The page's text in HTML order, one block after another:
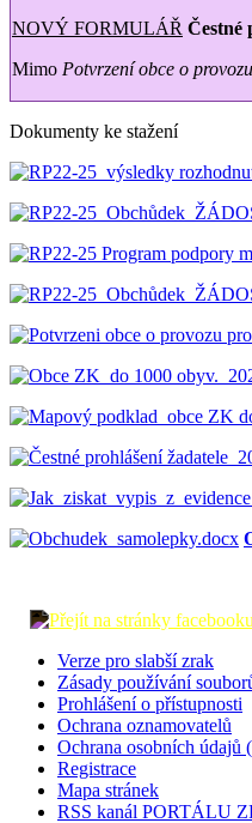
NOVÝ FORMULÁŘ Čestné
Mimo Potvrzení obce o
Dokumenty ke stažení
Verze pro slabší zrak
Zásady používání
Prohlášení o přístupnosti
Ochrana oznamovatelů
Ochrana osobních údajů
Registrace
Mapa stránek
RSS kanál PORTÁLU